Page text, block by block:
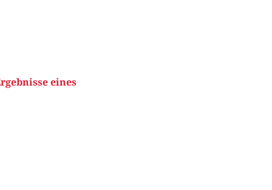
eines